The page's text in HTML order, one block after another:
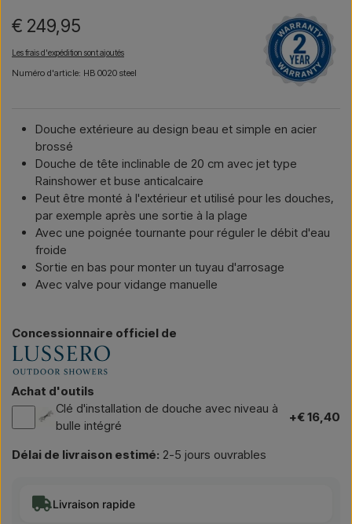
€ 249,95
Les frais d'expédition sont ajoutés
Numéro d'article: HB 0020 steel
Douche extérieure au design beau et simple en acier
brossé
Douche de tête inclinable de 20 cm avec jet type
Rainshower et buse anticalcaire
Peut être monté à l'extérieur et utilisé pour les douches,
par exemple après une sortie à la plage
Avec une poignée tournante pour réguler le débit d'eau
froide
Sortie en bas pour monter un tuyau d'arrosage
Avec valve pour vidange manuelle
Concessionnaire officiel de
Achat d'outils
Clé d'installation de douche avec niveau à
bulle intégré
+€ 16,40
Délai de livraison estimé: 2-5 jours ouvrables
Livraison rapide